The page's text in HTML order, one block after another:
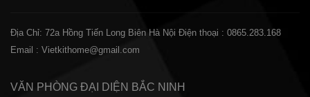
Địa Chỉ: 72a Hồng Tiến Long Biên Hà Nội Điện thoại : 0865.283.168
Email : Vietkithome@gmail.com
VĂN PHÒNG ĐẠI DIỆN BẮC NINH